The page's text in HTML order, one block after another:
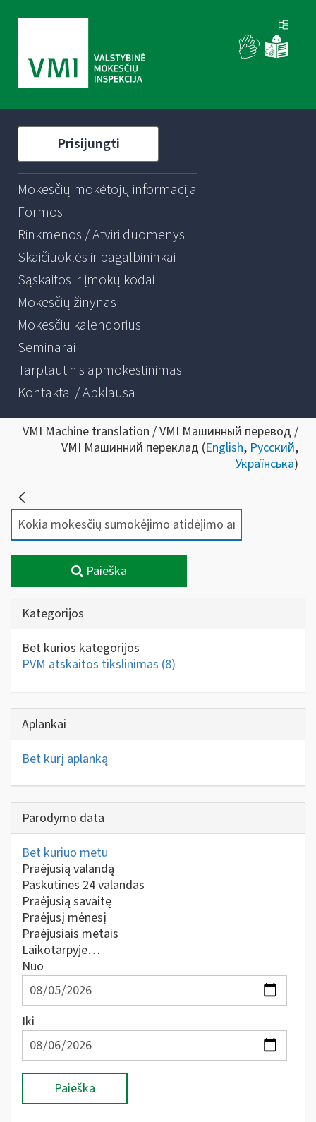
Prisijungti
Mokesčių mokėtojų informacija
Formos
Rinkmenos / Atviri duomenys
Skaičiuoklės ir pagalbininkai
Sąskaitos ir įmokų kodai
Mokesčių žinynas
Mokesčių kalendorius
Seminarai
Tarptautinis apmokestinimas
Kontaktai / Apklausa
VMI Machine translation / VMI Машинный перевод /
VMI Машинний переклад (English, Русский,
Українська)
Paieška
Kategorijos
Bet kurios kategorijos
PVM atskaitos tikslinimas (8)
Aplankai
Bet kurį aplanką
Parodymo data
Bet kuriuo metu
Praėjusią valandą
Paskutines 24 valandas
Praėjusią savaitę
Praėjusį mėnesį
Praėjusiais metais
Laikotarpyje…
Nuo
Iki
Paieška